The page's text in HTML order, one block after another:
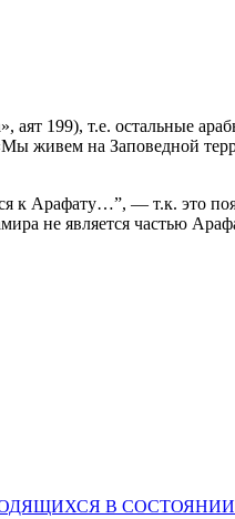
аят 199), т.е. остальные
живем на Заповедной
к Арафату…”, — т.к. это
не является частью
В